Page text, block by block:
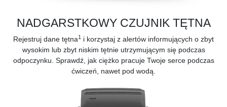
NADGARSTKOWY CZUJNIK TĘTNA
Rejestruj dane tętna1 i korzystaj z alertów informujących o zbyt
wysokim lub zbyt niskim tętnie utrzymującym się podczas
odpoczynku. Sprawdź, jak ciężko pracuje Twoje serce podczas
ćwiczeń, nawet pod wodą.